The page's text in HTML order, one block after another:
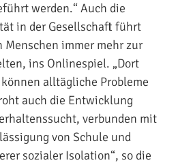
werden.“ Auch die
in der Gesellschaft führt
Menschen immer mehr zur
ins Onlinespiel. „Dort
alltägliche Probleme
auch die Entwicklung
verbunden mit
von Schule und
sozialer Isolation“, so die